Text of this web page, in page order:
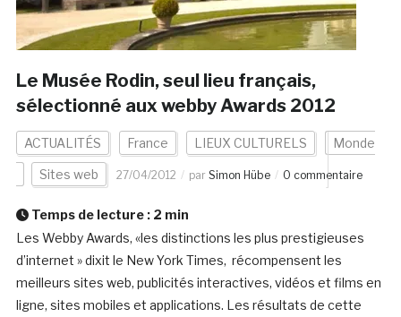
Le Musée Rodin, seul lieu français,
sélectionné aux webby Awards 2012
ACTUALITÉS France LIEUX CULTURELS Monde
Sites web 27/04/2012 par Simon Hübe 0 commentaire
Temps de lecture : 2 min
Les Webby Awards, «les distinctions les plus prestigieuses
d’internet » dixit le New York Times, récompensent les
meilleurs sites web, publicités interactives, vidéos et films en
ligne, sites mobiles et applications. Les résultats de cette